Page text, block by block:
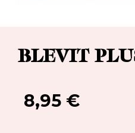
BLEVIT
8,95 €